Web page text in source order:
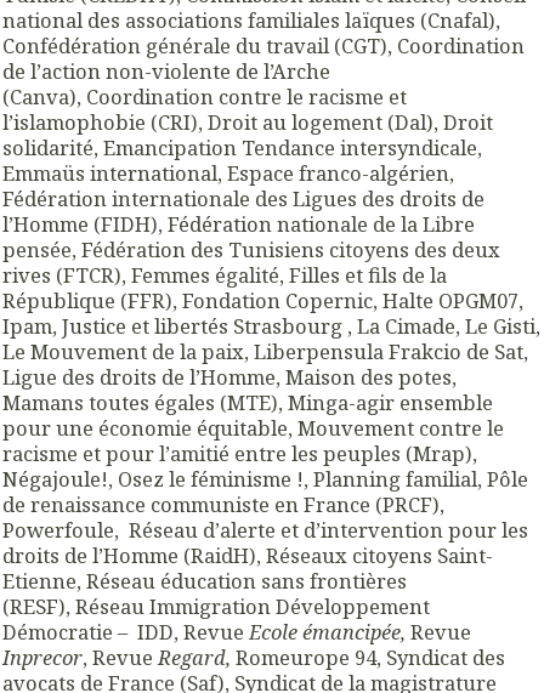
national des associations familiales laïques (Cnafal),
Confédération générale du travail (CGT), Coordination
de l’action non-violente de l’Arche
(Canva), Coordination contre le racisme et
l’islamophobie (CRI), Droit au logement (Dal), Droit
solidarité, Emancipation Tendance intersyndicale,
Emmaüs international, Espace franco-algérien,
Fédération internationale des Ligues des droits de
l’Homme (FIDH), Fédération nationale de la Libre
pensée, Fédération des Tunisiens citoyens des deux
rives (FTCR), Femmes égalité, Filles et fils de la
République (FFR), Fondation Copernic, Halte OPGM07,
Ipam, Justice et libertés Strasbourg , La Cimade, Le Gisti,
Le Mouvement de la paix, Liberpensula Frakcio de Sat,
Ligue des droits de l’Homme, Maison des potes,
Mamans toutes égales (MTE), Minga-agir ensemble
pour une économie équitable, Mouvement contre le
racisme et pour l’amitié entre les peuples (Mrap),
Négajoule!, Osez le féminisme !, Planning familial, Pôle
de renaissance communiste en France (PRCF),
Powerfoule, Réseau d’alerte et d’intervention pour les
droits de l’Homme (RaidH), Réseaux citoyens Saint-
Etienne, Réseau éducation sans frontières
(RESF), Réseau Immigration Développement
Démocratie – IDD, RevueEcole émancipée, Revue
Inprecor, RevueRegard, Romeurope 94, Syndicat des
avocats de France (Saf), Syndicat de la magistrature